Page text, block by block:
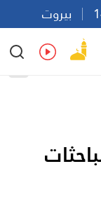
بيروت
Ar